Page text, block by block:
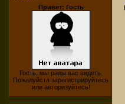
Привет: Гость
Гость, мы рады вас видеть.
Пожалуйста зарегистрируйтесь
или авторизуйтесь!